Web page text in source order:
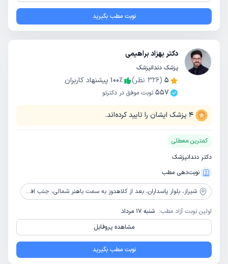
نوبت مطب بگیرید
دکتر بهزاد براهیمی
پزشک دندانپزشک
5
(
326 نظر) 100٪
پیشنهاد کاربران
557 نوبت موفق در دکترتو
4 پزشک ایشان را تایید کرده‌اند.
کمترین معطلی
دکتر دندانپزشک
نوبت‌دهی مطب
شیراز، بلوار پاسداران، بعد از کلاهدوز به سمت باهنر شمالی، جنب افق کوروش، ساختمان 3A، طبقه 3، واحد 6
اولین نوبت آزاد مطب: شنبه 17 مرداد
مشاهده پروفایل
نوبت مطب بگیرید